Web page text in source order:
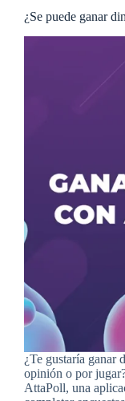
¿Se puede ganar
¿Te gustaría ganar
opinión o por
AttaPoll, una